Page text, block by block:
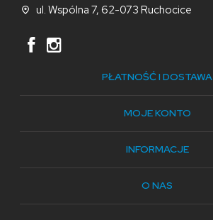
ul. Wspólna 7, 62-073 Ruchocice
PŁATNOŚĆ I DOSTAWA
MOJE KONTO
INFORMACJE
O NAS